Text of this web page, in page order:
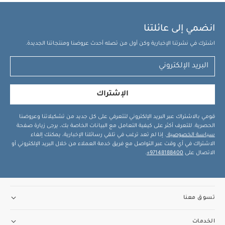
انضمي إلى عائلتنا
اشترك في نشرتنا الإخبارية وكن أول من تصله أحدث عروضنا ومنتجاتنا الجديدة.
الإشتراك
قومي بالاشتراك عبر البريد الإلكتروني لتتعرفي على كل جديد من تشكيلاتنا وعروضنا
الحصرية. للتعرف أكثر على كيفية التعامل مع البيانات الخاصة بك، يرجى زيارة صفحة
سياسة الخصوصية . إذا لم تعد ترغب في تلقي رسائلنا الإخبارية، يمكنك إلغاء
الاشتراك في أي وقت عبر التواصل مع فريق خدمة العملاء من خلال البريد الإلكتروني أو
الاتصال على 97148188400+
.
تسوق معنا
الخدمات